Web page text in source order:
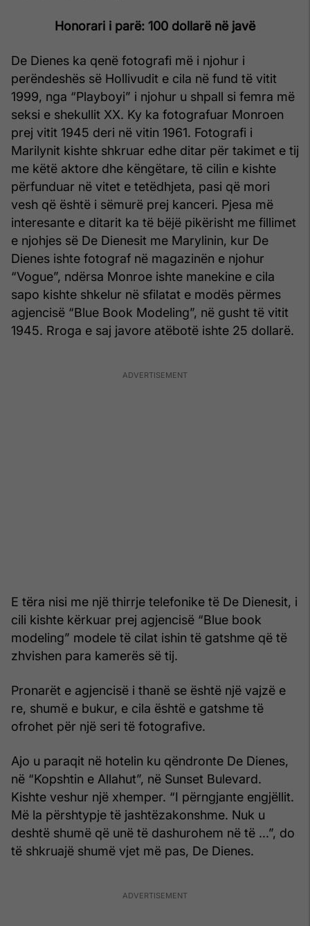
Honorari i parë: 100 dollarë në javë
De Dienes ka qenë fotografi më i njohur i
perëndeshës së Hollivudit e cila në fund të vitit
1999, nga “Playboyi” i njohur u shpall si femra më
seksi e shekullit XX. Ky ka fotografuar Monroen
prej vitit 1945 deri në vitin 1961. Fotografi i
Marilynit kishte shkruar edhe ditar për takimet e tij
me këtë aktore dhe këngëtare, të cilin e kishte
përfunduar në vitet e tetëdhjeta, pasi që mori
vesh që është i sëmurë prej kanceri. Pjesa më
interesante e ditarit ka të bëjë pikërisht me fillimet
e njohjes së De Dienesit me Marylinin, kur De
Dienes ishte fotograf në magazinën e njohur
“Vogue”, ndërsa Monroe ishte manekine e cila
sapo kishte shkelur në sfilatat e modës përmes
agjencisë “Blue Book Modeling”, në gusht të vitit
1945. Rroga e saj javore atëbotë ishte 25 dollarë.
E tëra nisi me një thirrje telefonike të De Dienesit, i
cili kishte kërkuar prej agjencisë “Blue book
modeling” modele të cilat ishin të gatshme që të
zhvishen para kamerës së tij.
Pronarët e agjencisë i thanë se është një vajzë e
re, shumë e bukur, e cila është e gatshme të
ofrohet për një seri të fotografive.
Ajo u paraqit në hotelin ku qëndronte De Dienes,
në “Kopshtin e Allahut”, në Sunset Bulevard.
Kishte veshur një xhemper. “I përngjante engjëllit.
Më la përshtypje të jashtëzakonshme. Nuk u
deshtë shumë që unë të dashurohem në të ...”, do
të shkruajë shumë vjet më pas, De Dienes.